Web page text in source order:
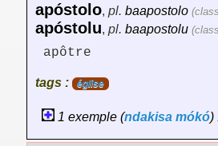
apóstolo, pl. baapostolo
apóstolu, pl. baapostolu
apôtre
tags : église
1 exemple (ndakisa mókó)